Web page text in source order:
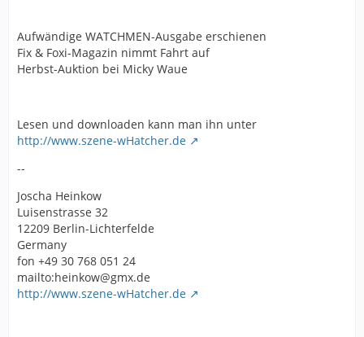
Aufwändige WATCHMEN-Ausgabe erschienen
Fix & Foxi-Magazin nimmt Fahrt auf
Herbst-Auktion bei Micky Waue
Lesen und downloaden kann man ihn unter
http://www.szene-wHatcher.de
--
Joscha Heinkow
Luisenstrasse 32
12209 Berlin-Lichterfelde
Germany
fon +49 30 768 051 24
mailto:heinkow@gmx.de
http://www.szene-wHatcher.de